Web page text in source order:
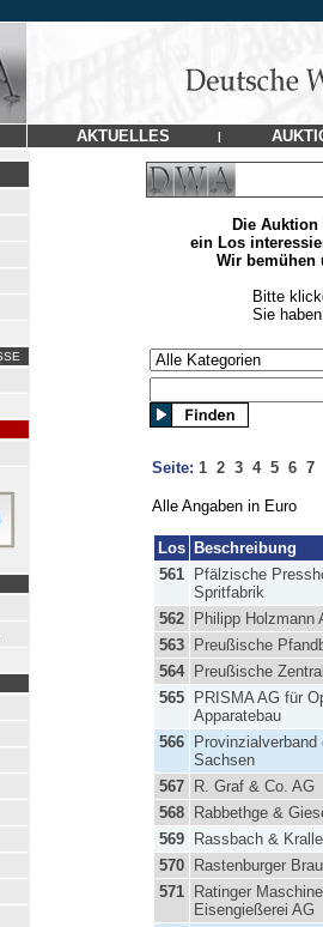
AKTUELLES |
Die
ein Los
Wir bemühen
Bitte
Sie
Seite: 1 2 3 4 5 6 7
Alle Angaben in Euro
Los Beschreibung
561
Pfälzische
Spritfabrik
562 Philipp Holzmann
563
Preußische
564
Preußische
565
PRISMA AG für
Apparatebau
566
Provinzialverband
Sachsen
567 R. Graf & Co. AG
568
Rabbethge &
569
Rassbach &
570
Rastenburger
571
Ratinger
Eisengießerei AG